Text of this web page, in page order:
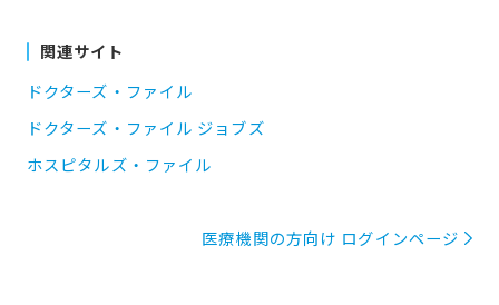
関連サイト
ドクターズ・ファイル
ドクターズ・ファイル ジョブズ
ホスピタルズ・ファイル
医療機関の方向け ログインページ